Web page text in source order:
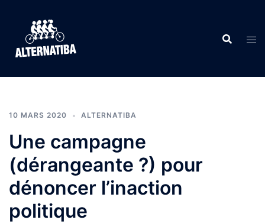
contenu
10 MARS 2020 ALTERNATIBA
Une campagne
(dérangeante ?) pour
dénoncer l’inaction
politique